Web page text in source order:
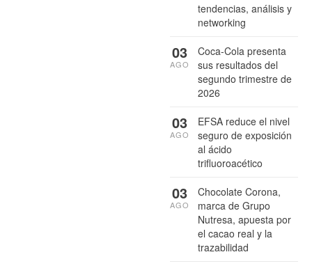
tendencias, análisis y
networking
Coca-Cola presenta
sus resultados del
segundo trimestre de
2026
03
AGO
EFSA reduce el nivel
seguro de exposición
al ácido
trifluoroacético
03
AGO
Chocolate Corona,
marca de Grupo
Nutresa, apuesta por
el cacao real y la
trazabilidad
03
AGO